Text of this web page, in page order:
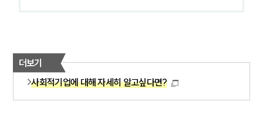
더보기
사회적기업에 대해 자세히 알고싶다면?